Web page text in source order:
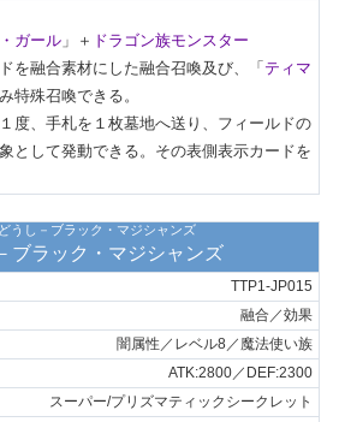
ガール 」＋ ドラゴン族モンスター
を融合素材にした融合召喚及び、「 ティマ
特殊召喚できる。
度、手札を１枚墓地へ送り、フィールドの
として発動できる。その表側表示カードを
うし－ブラック・マジシャンズ
ブラック・マジシャンズ
TTP1-JP015
融合／効果
闇属性／レベル8／魔法使い族
ATK:2800／DEF:2300
スーパー/プリズマティックシークレット